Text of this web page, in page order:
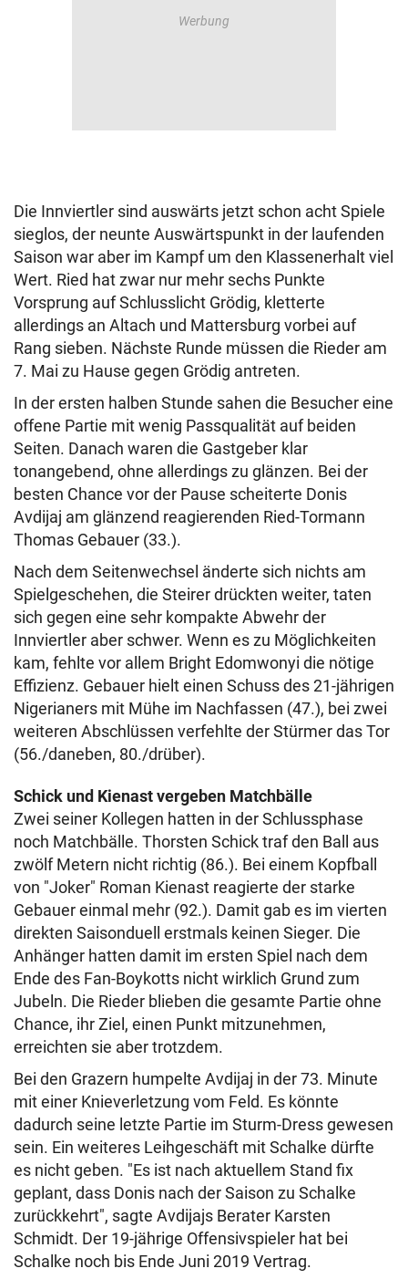
Die Innviertler sind auswärts jetzt schon acht Spiele
sieglos, der neunte Auswärtspunkt in der laufenden
Saison war aber im Kampf um den Klassenerhalt viel
Wert. Ried hat zwar nur mehr sechs Punkte
Vorsprung auf Schlusslicht Grödig, kletterte
allerdings an Altach und Mattersburg vorbei auf
Rang sieben. Nächste Runde müssen die Rieder am
7. Mai zu Hause gegen Grödig antreten.
In der ersten halben Stunde sahen die Besucher eine
offene Partie mit wenig Passqualität auf beiden
Seiten. Danach waren die Gastgeber klar
tonangebend, ohne allerdings zu glänzen. Bei der
besten Chance vor der Pause scheiterte Donis
Avdijaj am glänzend reagierenden Ried-Tormann
Thomas Gebauer (33.).
Nach dem Seitenwechsel änderte sich nichts am
Spielgeschehen, die Steirer drückten weiter, taten
sich gegen eine sehr kompakte Abwehr der
Innviertler aber schwer. Wenn es zu Möglichkeiten
kam, fehlte vor allem Bright Edomwonyi die nötige
Effizienz. Gebauer hielt einen Schuss des 21-jährigen
Nigerianers mit Mühe im Nachfassen (47.), bei zwei
weiteren Abschlüssen verfehlte der Stürmer das Tor
(56./daneben, 80./drüber).
Schick und Kienast vergeben Matchbälle
Zwei seiner Kollegen hatten in der Schlussphase
noch Matchbälle. Thorsten Schick traf den Ball aus
zwölf Metern nicht richtig (86.). Bei einem Kopfball
von "Joker" Roman Kienast reagierte der starke
Gebauer einmal mehr (92.). Damit gab es im vierten
direkten Saisonduell erstmals keinen Sieger. Die
Anhänger hatten damit im ersten Spiel nach dem
Ende des Fan-Boykotts nicht wirklich Grund zum
Jubeln. Die Rieder blieben die gesamte Partie ohne
Chance, ihr Ziel, einen Punkt mitzunehmen,
erreichten sie aber trotzdem.
Bei den Grazern humpelte Avdijaj in der 73. Minute
mit einer Knieverletzung vom Feld. Es könnte
dadurch seine letzte Partie im Sturm-Dress gewesen
sein. Ein weiteres Leihgeschäft mit Schalke dürfte
es nicht geben. "Es ist nach aktuellem Stand fix
geplant, dass Donis nach der Saison zu Schalke
zurückkehrt", sagte Avdijajs Berater Karsten
Schmidt. Der 19-jährige Offensivspieler hat bei
Schalke noch bis Ende Juni 2019 Vertrag.